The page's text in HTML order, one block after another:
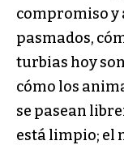
compromiso y
pasmados,
turbias hoy
cómo los
se pasean
está limpio; el